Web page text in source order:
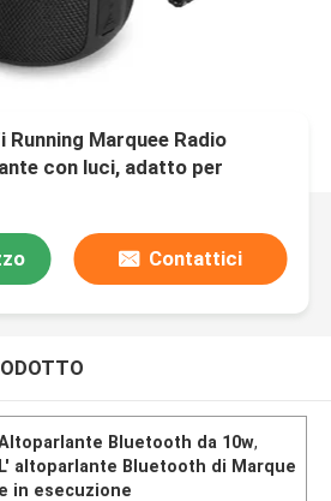
Marquee Radio
con luci, adatto per
un televisore o proiettore
audio e video domestici di
Contattici
Bluetooth da 10w,
L' altoparlante Bluetooth di Marque
e in esecuzione